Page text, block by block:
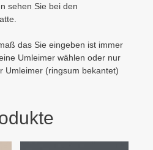
sehen Sie bei den
das Sie eingeben ist immer
Umleimer wählen oder nur
Umleimer (ringsum bekantet)